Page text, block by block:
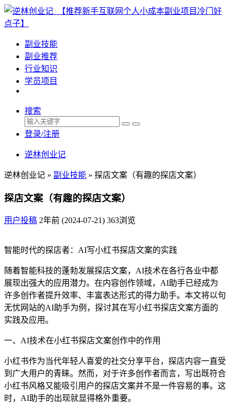
副业技能
副业推荐
行业知识
学员项目
搜索
登录/注册
逆林创业记
逆林创业记 » 副业技能 » 探店文案（有趣的探店文案）
探店文案（有趣的探店文案）
用户投稿 2年前 (2024-07-21) 363浏览
智能时代的探店者：AI写小红书探店文案的实践
随着智能科技的蓬勃发展探店文案，AI技术在各行各业中都
展现出强大的应用潜力。在内容创作领域，AI助手已经成为
许多创作者提升效率、丰富表达形式的得力助手。本文将以句
无忧网站的AI助手为例，探讨其在写小红书探店文案方面的
实践及应用。
一、AI技术在小红书探店文案创作中的作用
小红书作为当代年轻人喜爱的社交分享平台，探店内容一直受
到广大用户的青睐。然而，对于许多创作者而言，写出既符合
小红书风格又能吸引用户的探店文案并不是一件容易的事。这
时，AI助手的出现就显得格外重要。